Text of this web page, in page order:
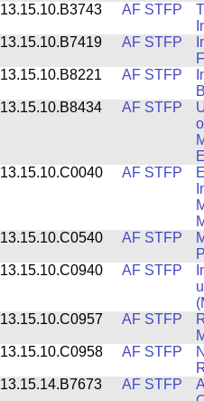
13.15.10.B3743 AF STFP
13.15.10.B7419
AF STFP
13.15.10.B8221
AF STFP
13.15.10.B8434
AF STFP
13.15.10.C0040
AF STFP
13.15.10.C0540
AF STFP
13.15.10.C0940
AF STFP
13.15.10.C0957
AF STFP
13.15.10.C0958
AF STFP
13.15.14.B7673
AF STFP